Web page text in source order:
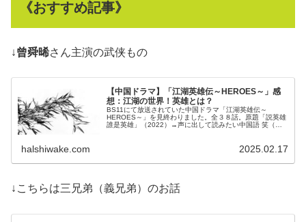
《おすすめ記事》
↓曾舜晞さん主演の武侠もの
【中国ドラマ】「江湖英雄伝～HEROES～」感
想：江湖の世界！英雄とは？
BS11にて放送されていた中国ドラマ「江湖英雄伝～
HEROES～」を見終わりました。全３８話。原題「説英雄
誰是英雄」（2022）→声に出して読みたい中国語 笑（ビ
halshiwake.com 2025.02.17
↓こちらは三兄弟（義兄弟）のお話